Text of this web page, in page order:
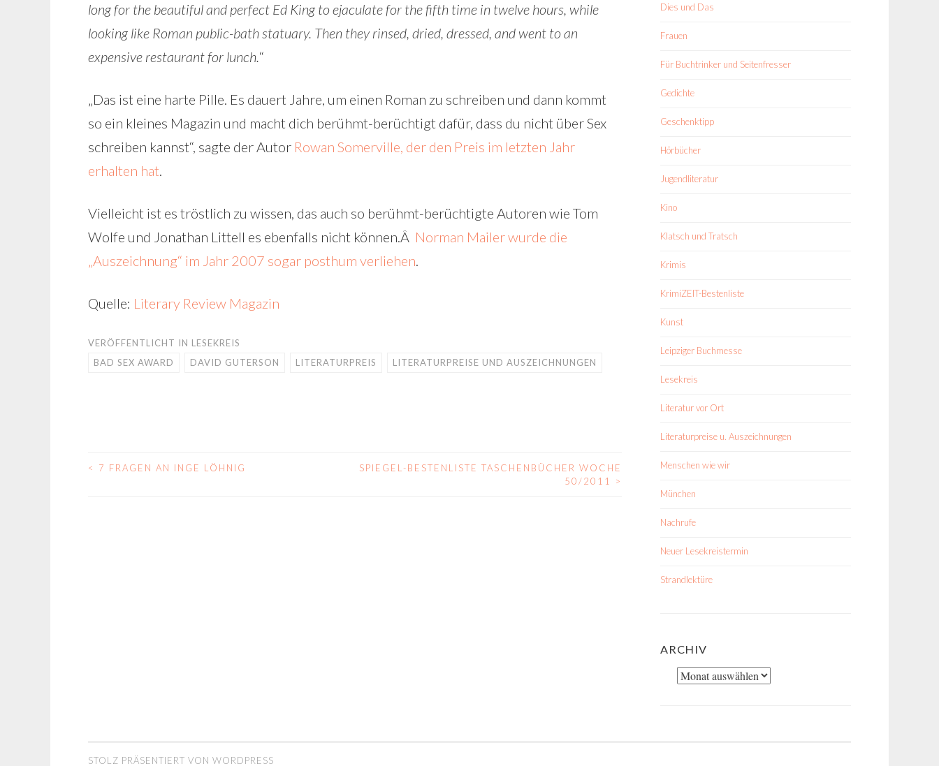
long for the beautiful and perfect Ed King to ejaculate for the fifth time in twelve hours, while
looking like Roman public-bath statuary. Then they rinsed, dried, dressed, and went to an
expensive restaurant for lunch.“
„Das ist eine harte Pille. Es dauert Jahre, um einen Roman zu schreiben und dann kommt
so ein kleines Magazin und macht dich berühmt-berüchtigt dafür, dass du nicht über Sex
schreiben kannst“, sagte der Autor Rowan Somerville, der den Preis im letzten Jahr
erhalten hat.
Vielleicht ist es tröstlich zu wissen, das auch so berühmt-berüchtigte Autoren wie Tom
Wolfe und Jonathan Littell es ebenfalls nicht können.Â Norman Mailer wurde die
„Auszeichnung“ im Jahr 2007 sogar posthum verliehen.
Quelle: Literary Review Magazin
VERÖFFENTLICHT IN LESEKREIS
BAD SEX AWARD
DAVID GUTERSON LITERATURPREIS LITERATURPREISE UND AUSZEICHNUNGEN
BEITRAGS-
< 7 FRAGEN AN INGE LÖHNIG
SPIEGEL-BESTENLISTE TASCHENBÜCHER WOCHE
50/2011 >
Dies und Das
Frauen
Für Buchtrinker und Seitenfresser
Gedichte
Geschenktipp
Hörbücher
Jugendliteratur
Kino
Klatsch und Tratsch
Krimis
KrimiZEIT-Bestenliste
Kunst
Leipziger Buchmesse
Lesekreis
Literatur vor Ort
Literaturpreise u. Auszeichnungen
Menschen wie wir
München
Nachrufe
Neuer Lesekreistermin
Strandlektüre
ARCHIV
Archiv
STOLZ PRÄSENTIERT VON WORDPRESS